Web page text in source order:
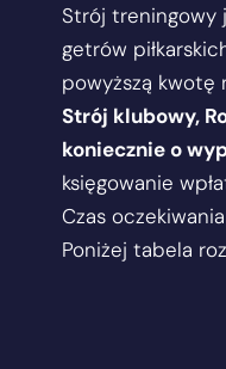
Strój treningowy
getrów
powyższą
Strój klubowy,
koniecznie o
księgowanie
Czas
Poniżej tabela